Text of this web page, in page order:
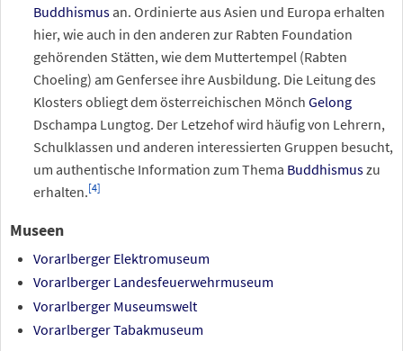
Buddhismusan. Ordinierte aus Asien und Europa erhalten
hier, wie auch in den anderen zur Rabten Foundation
gehörenden Stätten, wie dem Muttertempel (Rabten
Choeling) am Genfersee ihre Ausbildung. Die Leitung des
Klosters obliegt dem österreichischen Mönch Gelong
Dschampa Lungtog. Der Letzehof wird häufig von Lehrern,
Schulklassen und anderen interessierten Gruppen besucht,
um authentische Information zum Thema Buddhismuszu
erhalten.[4]
Museen
Vorarlberger Elektromuseum
Vorarlberger Landesfeuerwehrmuseum
Vorarlberger Museumswelt
Vorarlberger Tabakmuseum